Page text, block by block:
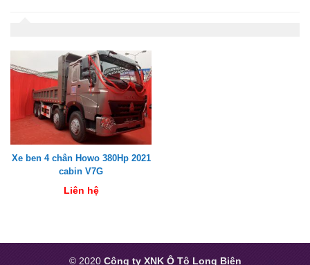
Xe ben 4 chân Howo 380Hp 2021
cabin V7G
Liên hệ
© 2020 Công ty XNK Ô Tô Long Biên